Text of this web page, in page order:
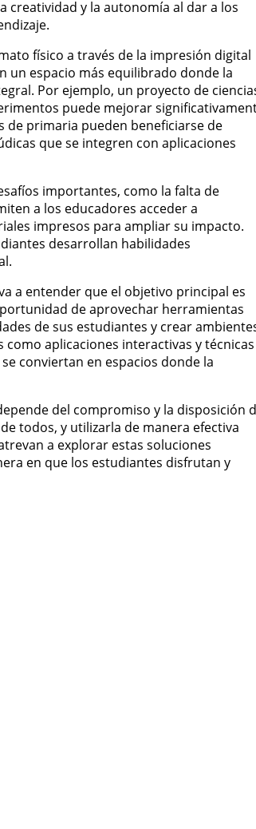
creatividad y la autonomía al dar a los
físico a través de la impresión digital
un espacio más equilibrado donde la
Por ejemplo, un proyecto de
puede mejorar
de primaria pueden beneficiarse de
que se integren con aplicaciones
importantes, como la falta de
a los educadores acceder a
impresos para ampliar su impacto.
desarrollan habilidades
a entender que el objetivo principal es
de aprovechar herramientas
de sus estudiantes y crear
aplicaciones interactivas y técnicas
conviertan en espacios donde la
del compromiso y la disposición
todos, y utilizarla de manera efectiva
a explorar estas soluciones
en que los estudiantes disfrutan y